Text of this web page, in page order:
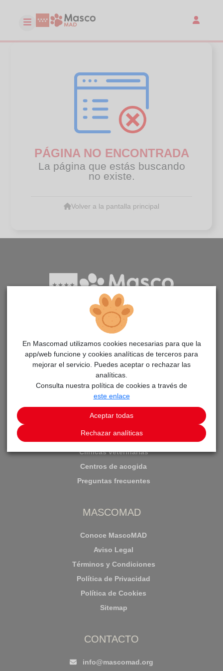
PÁGINA NO ENCONTRADA
La página que estás buscando
no existe.
Volver a la pantalla principal
Aplicación para la adopción de animales en la Comunidad
de Madrid
PÁGINAS
Adopta un animal
Avisos
Aprende cómo adoptar
Clínicas veterinarias
Centros de acogida
Preguntas frecuentes
MASCOMAD
Conoce MascoMAD
Aviso Legal
Términos y Condiciones
Política de Privacidad
Política de Cookies
Sitemap
CONTACTO
info@mascomad.org
En Mascomad utilizamos cookies necesarias para que la
app/web funcione y cookies analíticas de terceros para
mejorar el servicio. Puedes aceptar o rechazar las
analíticas.
Consulta nuestra política de cookies a través de
este enlace
Aceptar todas
Rechazar analíticas